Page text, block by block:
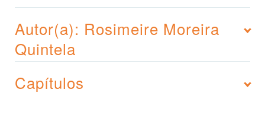
Autor(a): Rosimeire Moreira
Quintela
Capítulos